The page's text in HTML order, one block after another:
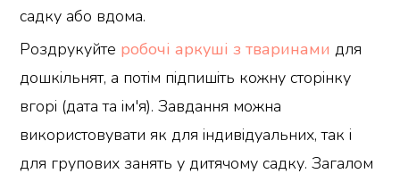
садку або вдома.
Роздрукуйте робочі аркуші з тваринами для
дошкільнят, а потім підпишіть кожну сторінку
вгорі (дата та ім'я). Завдання можна
використовувати як для індивідуальних, так і
для групових занять у дитячому садку. Загалом